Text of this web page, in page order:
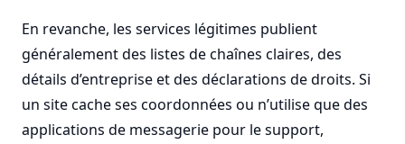
En revanche, les services légitimes publient
généralement des listes de chaînes claires, des
détails d’entreprise et des déclarations de droits. Si
un site cache ses coordonnées ou n’utilise que des
applications de messagerie pour le support,